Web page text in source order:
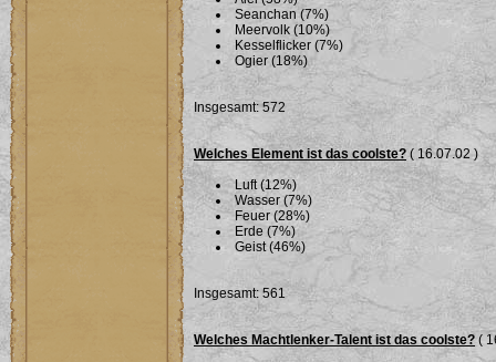
Seanchan (7%)
Meervolk (10%)
Kesselflicker (7%)
Ogier (18%)
Insgesamt: 572
Welches Element ist das coolste?( 16.07.02 )
Luft (12%)
Wasser (7%)
Feuer (28%)
Erde (7%)
Geist (46%)
Insgesamt: 561
Welches Machtlenker-Talent ist das coolste? (